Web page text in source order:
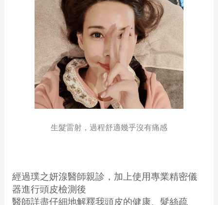
生髮雷射，過程舒適幾乎沒有痛感
經過璞之妍湶醫師親診，加上使用專業精密儀
器進行頭皮檢測後
醫師詳盡仔細地解釋我頭皮的健康、髮絲疏